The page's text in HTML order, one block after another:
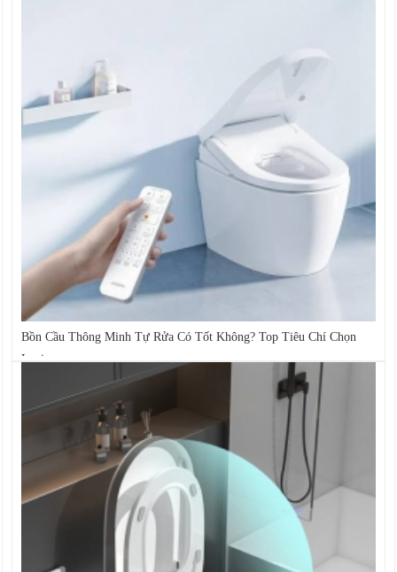
Bồn Cầu Thông Minh Tự Rửa Có Tốt Không? Top Tiêu Chí Chọn
Loại...